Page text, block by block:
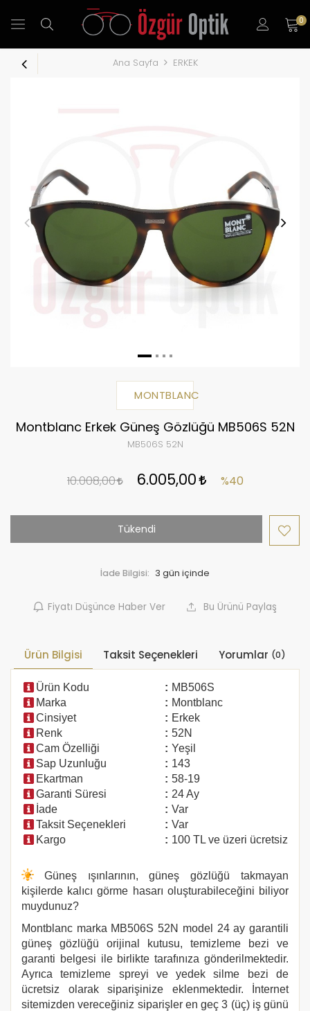
0
Ana Sayfa ERKEK
MONTBLANC
Montblanc Erkek Güneş Gözlüğü MB506S 52N
MB506S 52N
10.008,00 6.005,00 %40
Tükendi
İade Bilgisi:
Fiyatı Düşünce Haber Ver Bu Ürünü Paylaş
Ürün Bilgisi Taksit Seçenekleri Yorumlar (0)
Ürün Kodu : MB506S
Marka
: Montblanc
Cinsiyet
: Erkek
Renk
: 52N
Cam Özelliği
: Yeşil
Sap Uzunluğu
: 143
Ekartman
: 58-19
Garanti Süresi
: 24 Ay
İade
: Var
Taksit Seçenekleri
: Var
Kargo
: 100 TL ve üzeri ücretsiz
Güneş ışınlarının, güneş gözlüğü takmayan
kişilerde kalıcı görme hasarı oluşturabileceğini biliyor
muydunuz?
Montblanc marka MB506S 52N model 24 ay garantili
güneş gözlüğü orijinal kutusu, temizleme bezi ve
garanti belgesi ile birlikte tarafınıza gönderilmektedir.
Ayrıca temizleme spreyi ve yedek silme bezi de
ücretsiz olarak siparişinize eklenmektedir. İnternet
sitemizden vereceğiniz siparişler en geç 3 (üç) iş günü